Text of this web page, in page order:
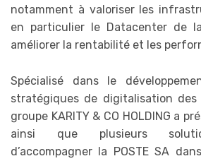
notamment à valoriser les
en particulier le Datacenter de
améliorer la rentabilité et les
Spécialisé dans le
stratégiques de digitalisation des
groupe KARITY & CO HOLDING a
ainsi que plusieurs
d’accompagner la POSTE SA